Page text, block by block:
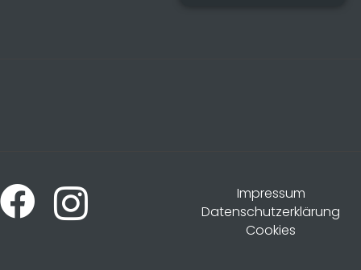
Impressum
Datenschutzerklärung
Cookies